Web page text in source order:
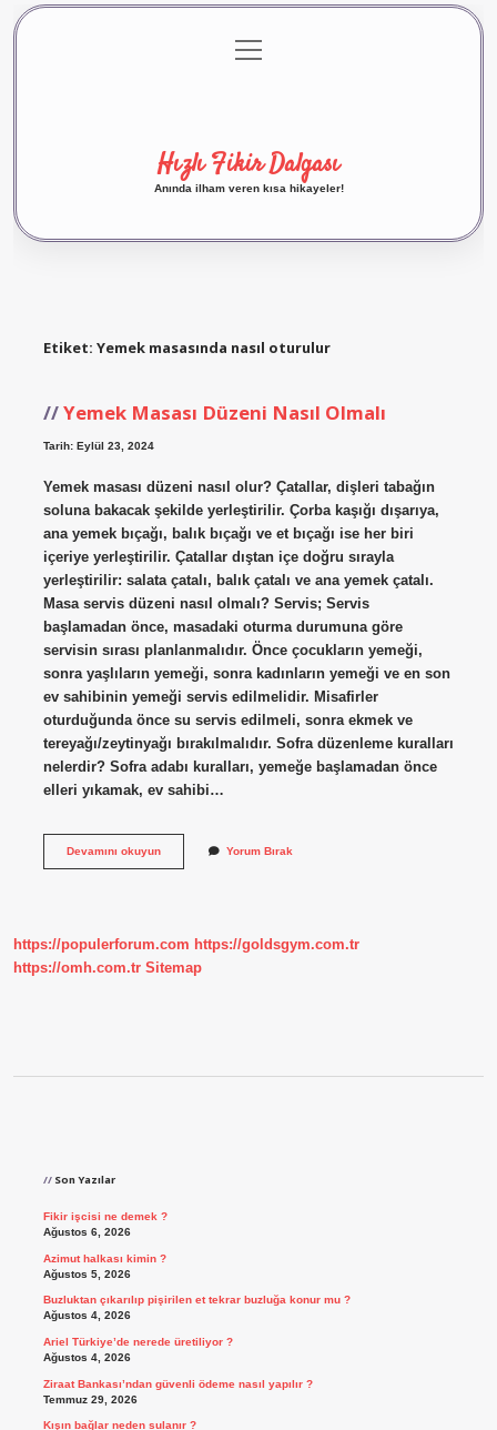
Gizlilik Politikası
menüyü
aç
Hızlı Fikir Dalgası
Anında ilham veren kısa hikayeler!
Etiket: Yemek masasında nasıl oturulur
Yemek Masası Düzeni Nasıl Olmalı
Tarih: Eylül 23, 2024
Yemek masası düzeni nasıl olur? Çatallar, dişleri tabağın
soluna bakacak şekilde yerleştirilir. Çorba kaşığı dışarıya,
ana yemek bıçağı, balık bıçağı ve et bıçağı ise her biri
içeriye yerleştirilir. Çatallar dıştan içe doğru sırayla
yerleştirilir: salata çatalı, balık çatalı ve ana yemek çatalı.
Masa servis düzeni nasıl olmalı? Servis; Servis
başlamadan önce, masadaki oturma durumuna göre
servisin sırası planlanmalıdır. Önce çocukların yemeği,
sonra yaşlıların yemeği, sonra kadınların yemeği ve en son
ev sahibinin yemeği servis edilmelidir. Misafirler
oturduğunda önce su servis edilmeli, sonra ekmek ve
tereyağı/zeytinyağı bırakılmalıdır. Sofra düzenleme kuralları
nelerdir? Sofra adabı kuralları, yemeğe başlamadan önce
elleri yıkamak, ev sahibi…
Devamını okuyunYemek
Yorum Bırak
https://populerforum.com https://goldsgym.com.tr
https://omh.com.tr Sitemap
Son Yazılar
Fikir işcisi ne demek ?
Ağustos 6, 2026
Azimut halkası kimin ?
Ağustos 5, 2026
Buzluktan çıkarılıp pişirilen et tekrar buzluğa konur mu ?
Ağustos 4, 2026
Ariel Türkiye’de nerede üretiliyor ?
Ağustos 4, 2026
Ziraat Bankası’ndan güvenli ödeme nasıl yapılır ?
Temmuz 29, 2026
Kışın bağlar neden sulanır ?